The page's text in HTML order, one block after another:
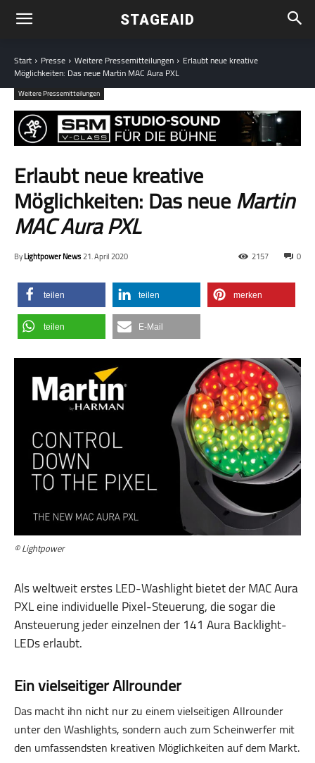
STAGEAID
Start Presse Weitere Pressemitteilungen Erlaubt neue kreative
Möglichkeiten: Das neue Martin MAC Aura PXL
Weitere Pressemitteilungen
Erlaubt neue kreative
Möglichkeiten: Das neueMartin
MAC Aura PXL
ByLightpower News21. April 2020 0
2157
teilen teilen merken
teilen E-Mail
© Lightpower
Als weltweit erstes LED-Washlight bietet der MAC Aura
PXL eine individuelle Pixel-Steuerung, die sogar die
Ansteuerung jeder einzelnen der 141 Aura Backlight-
LEDs erlaubt.
Ein vielseitiger Allrounder
Das macht ihn nicht nur zu einem vielseitigen Allrounder
unter den Washlights, sondern auch zum Scheinwerfer mit
den umfassendsten kreativen Möglichkeiten auf dem Markt.